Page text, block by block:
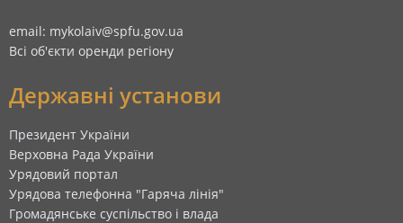
email: mykolaiv@spfu.gov.ua
Всі об'єкти оренди регіону
Державні установи
Президент України
Верховна Рада України
Урядовий портал
Урядова телефонна "Гаряча лінія"
Громадянське суспільство і влада